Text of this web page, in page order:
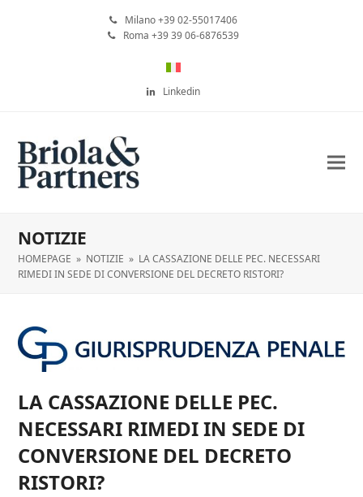
Milano +39 02-55017406
Roma +39 39 06-6876539
Linkedin
NOTIZIE
HOMEPAGE » NOTIZIE » LA CASSAZIONE DELLE PEC. NECESSARI
RIMEDI IN SEDE DI CONVERSIONE DEL DECRETO RISTORI?
LA CASSAZIONE DELLE PEC.
NECESSARI RIMEDI IN SEDE DI
CONVERSIONE DEL DECRETO
RISTORI?